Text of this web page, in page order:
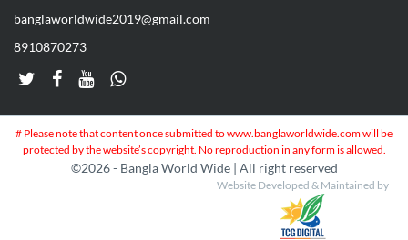
banglaworldwide2019@gmail.com
8910870273
# Please note that content once submitted to www.banglaworldwide.com will be
protected by the website’s copyright. No reproduction in any form is allowed.
©2026 - Bangla World Wide | All right reserved
Website Developed & Maintained by